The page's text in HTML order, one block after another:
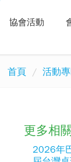
協會活動
首頁 活動
更多相
2026年